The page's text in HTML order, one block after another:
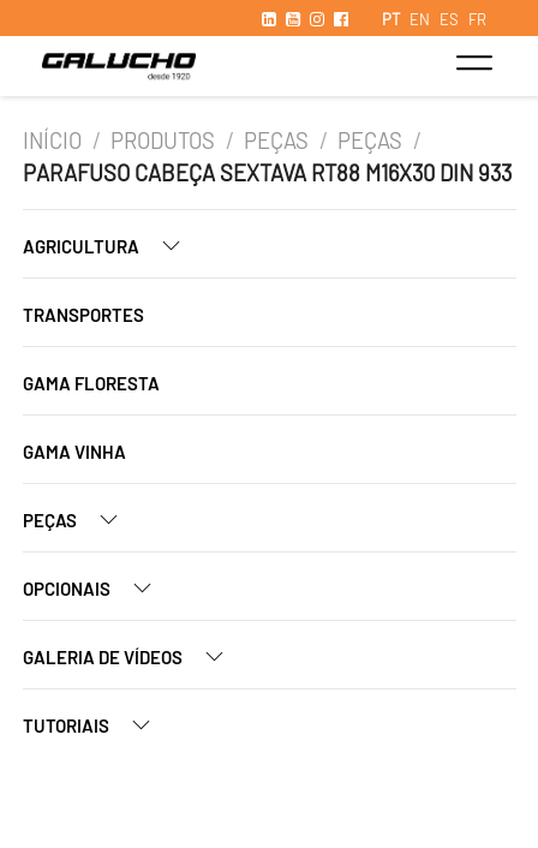
PT EN ES FR
INÍCIO / PRODUTOS / PEÇAS / PEÇAS /
PARAFUSO CABEÇA SEXTAVA RT88 M16X30 DIN 933
AGRICULTURA
TRANSPORTES
GAMA FLORESTA
GAMA VINHA
PEÇAS
OPCIONAIS
GALERIA DE VÍDEOS
TUTORIAIS